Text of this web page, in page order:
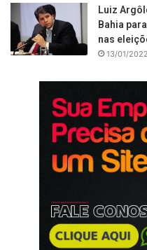
Luiz
Bahia
nas
13/01/2022